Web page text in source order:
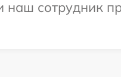
сотрудник